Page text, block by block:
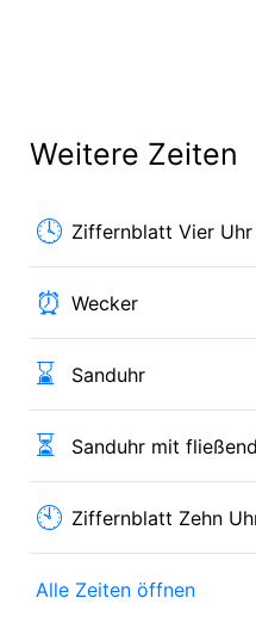
Weitere Zeiten
🕓 Ziffernblatt Vier Uhr
⏰ Wecker
⌛ Sanduhr
⏳ Sanduhr mit
🕙 Ziffernblatt Zehn
Alle Zeiten öffnen